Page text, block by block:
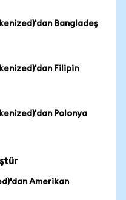
Bangladeş
Filipin
Polonya
Amerikan